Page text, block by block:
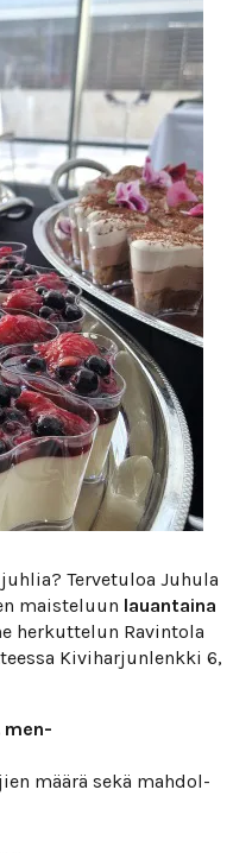
Ter­ve­tuloa Juhula
mais­te­luun lau­an­taina
her­kut­telun Ravin­tola
Kivi­har­jun­lenkki 6,
men­
määrä sekä mah­dol­